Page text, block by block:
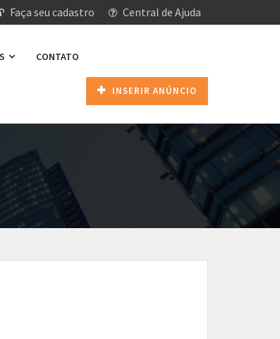
Faça seu cadastro Central de Ajuda
CONTATO
INSERIR ANÚNCIO